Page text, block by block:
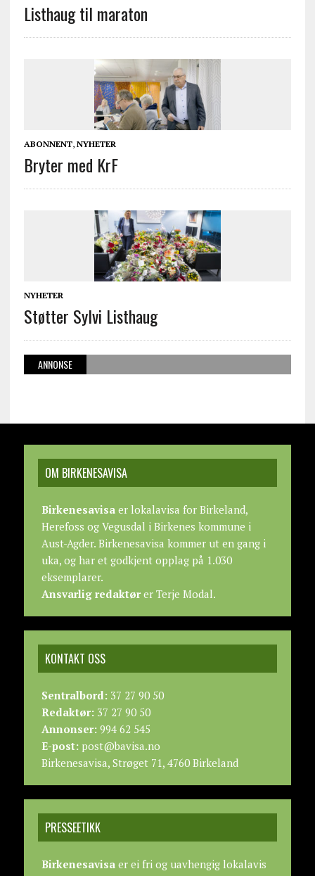
Listhaug til maraton
ABONNENT, NYHETER
Bryter med KrF
NYHETER
Støtter Sylvi Listhaug
ANNONSE
OM BIRKENESAVISA
Birkenesavisaer lokalavisa for Birkeland,
Herefoss og Vegusdal i Birkenes kommune i
Aust-Agder. Birkenesavisa kommer ut en gang i
uka, og har et godkjent opplag på 1.030
eksemplarer.
Ansvarlig redaktører Terje Modal.
KONTAKT OSS
Sentralbord:37 27 90 50
Redaktør:37 27 90 50
Annonser:994 62 545
E-post:post@bavisa.no
Birkenesavisa, Strøget 71, 4760 Birkeland
PRESSEETIKK
Birkenesavisaer ei fri og uavhengig lokalavis